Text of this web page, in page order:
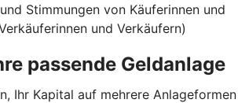
Stimmungen von Käuferinnen und
und Verkäufern)
passende Geldanlage
Ihr Kapital auf mehrere Anlageformen